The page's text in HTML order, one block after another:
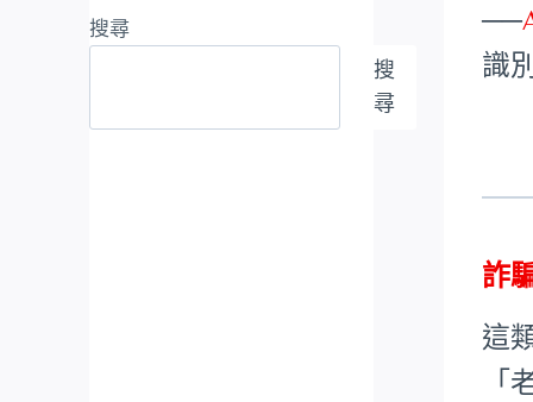
──
識
詐
這
「
搜尋
搜
尋